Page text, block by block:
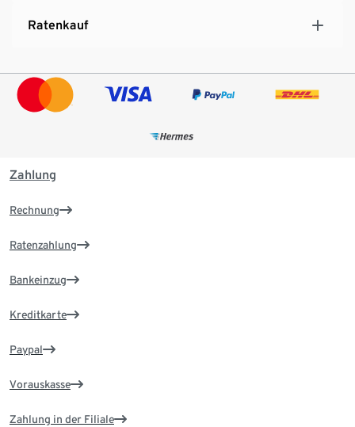
Ratenkauf
Zahlung
Rechnung
Ratenzahlung
Bankeinzug
Kreditkarte
Paypal
Vorauskasse
Zahlung in der Filiale